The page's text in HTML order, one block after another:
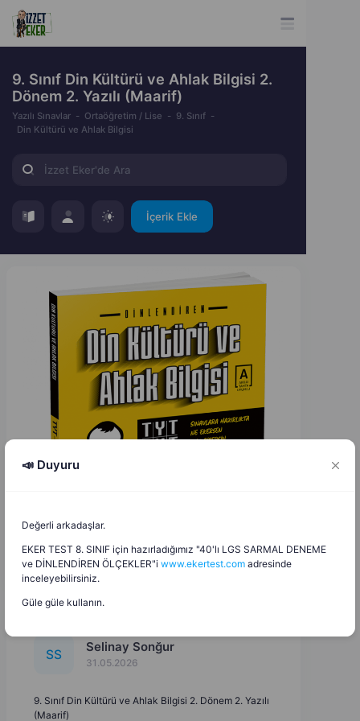
9. Sınıf Din Kültürü ve Ahlak Bilgisi 2.
Dönem 2. Yazılı (Maarif)
Yazılı Sınavlar Ortaöğretim / Lise
9. Sınıf
Din Kültürü ve Ahlak Bilgisi
İçerik Ekle
SS Selinay Sonğur
31.05.2026
9. Sınıf Din Kültürü ve Ahlak Bilgisi 2. Dönem 2. Yazılı
(Maarif)
📣 Duyuru
Değerli arkadaşlar.
EKER TEST 8. SINIF için hazırladığımız "40'lı LGS SARMAL DENEME
ve DİNLENDİREN ÖLÇEKLER"i www.ekertest.com adresinde
inceleyebilirsiniz.
Güle güle kullanın.